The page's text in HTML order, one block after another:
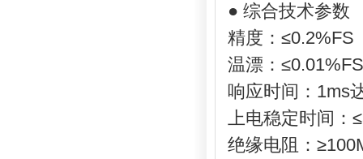
● 综合技术参数
精度：≤0.2%FS
温漂：
响应时间：1ms
上电稳定时间：
绝缘电阻：